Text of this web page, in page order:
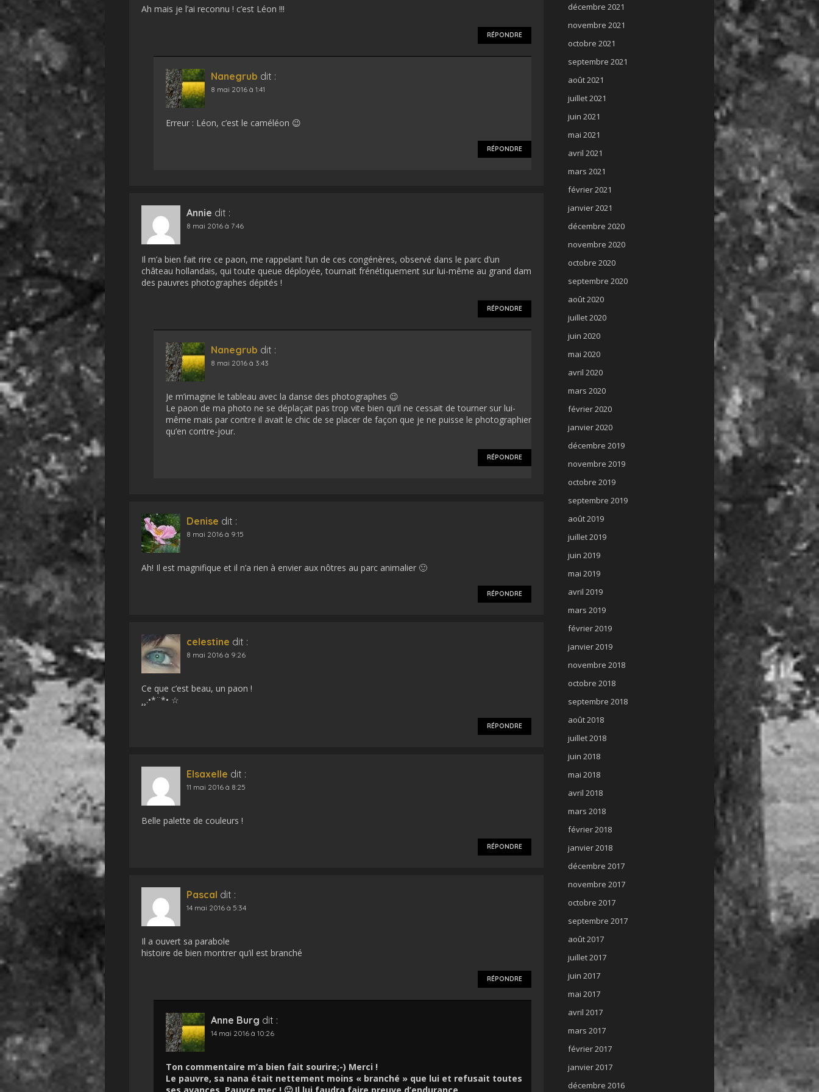
Ah mais je l’ai reconnu ! c’est Léon !!!
RÉPONDRE
Nanegrub dit :
8 mai 2016 à 1:41
Erreur : Léon, c’est le caméléon 😉
RÉPONDRE
Annie dit :
8 mai 2016 à 7:46
Il m’a bien fait rire ce paon, me rappelant l’un de ces congénères, observé dans le parc d’un
château hollandais, qui toute queue déployée, tournait frénétiquement sur lui-même au grand dam
des pauvres photographes dépités !
RÉPONDRE
Nanegrub dit :
8 mai 2016 à 3:43
Je m’imagine le tableau avec la danse des photographes 😉
Le paon de ma photo ne se déplaçait pas trop vite bien qu’il ne cessait de tourner sur lui-
même mais par contre il avait le chic de se placer de façon que je ne puisse le photographier
qu’en contre-jour.
RÉPONDRE
Denise dit :
8 mai 2016 à 9:15
Ah! Il est magnifique et il n’a rien à envier aux nôtres au parc animalier 🙂
RÉPONDRE
celestine dit :
8 mai 2016 à 9:26
Ce que c’est beau, un paon !
¸¸.•*¨*• ☆
RÉPONDRE
Elsaxelle dit :
11 mai 2016 à 8:25
Belle palette de couleurs !
RÉPONDRE
Pascal dit :
14 mai 2016 à 5:34
Il a ouvert sa parabole
histoire de bien montrer qu’il est branché
RÉPONDRE
Anne Burg dit :
14 mai 2016 à 10:26
Ton commentaire m’a bien fait sourire;-) Merci !
Le pauvre, sa nana était nettement moins « branché » que lui et refusait toutes
décembre 2021
novembre 2021
octobre 2021
septembre 2021
août 2021
juillet 2021
juin 2021
mai 2021
avril 2021
mars 2021
février 2021
janvier 2021
décembre 2020
novembre 2020
octobre 2020
septembre 2020
août 2020
juillet 2020
juin 2020
mai 2020
avril 2020
mars 2020
février 2020
janvier 2020
décembre 2019
novembre 2019
octobre 2019
septembre 2019
août 2019
juillet 2019
juin 2019
mai 2019
avril 2019
mars 2019
février 2019
janvier 2019
novembre 2018
octobre 2018
septembre 2018
août 2018
juillet 2018
juin 2018
mai 2018
avril 2018
mars 2018
février 2018
janvier 2018
décembre 2017
novembre 2017
octobre 2017
septembre 2017
août 2017
juillet 2017
juin 2017
mai 2017
avril 2017
mars 2017
février 2017
janvier 2017
décembre 2016